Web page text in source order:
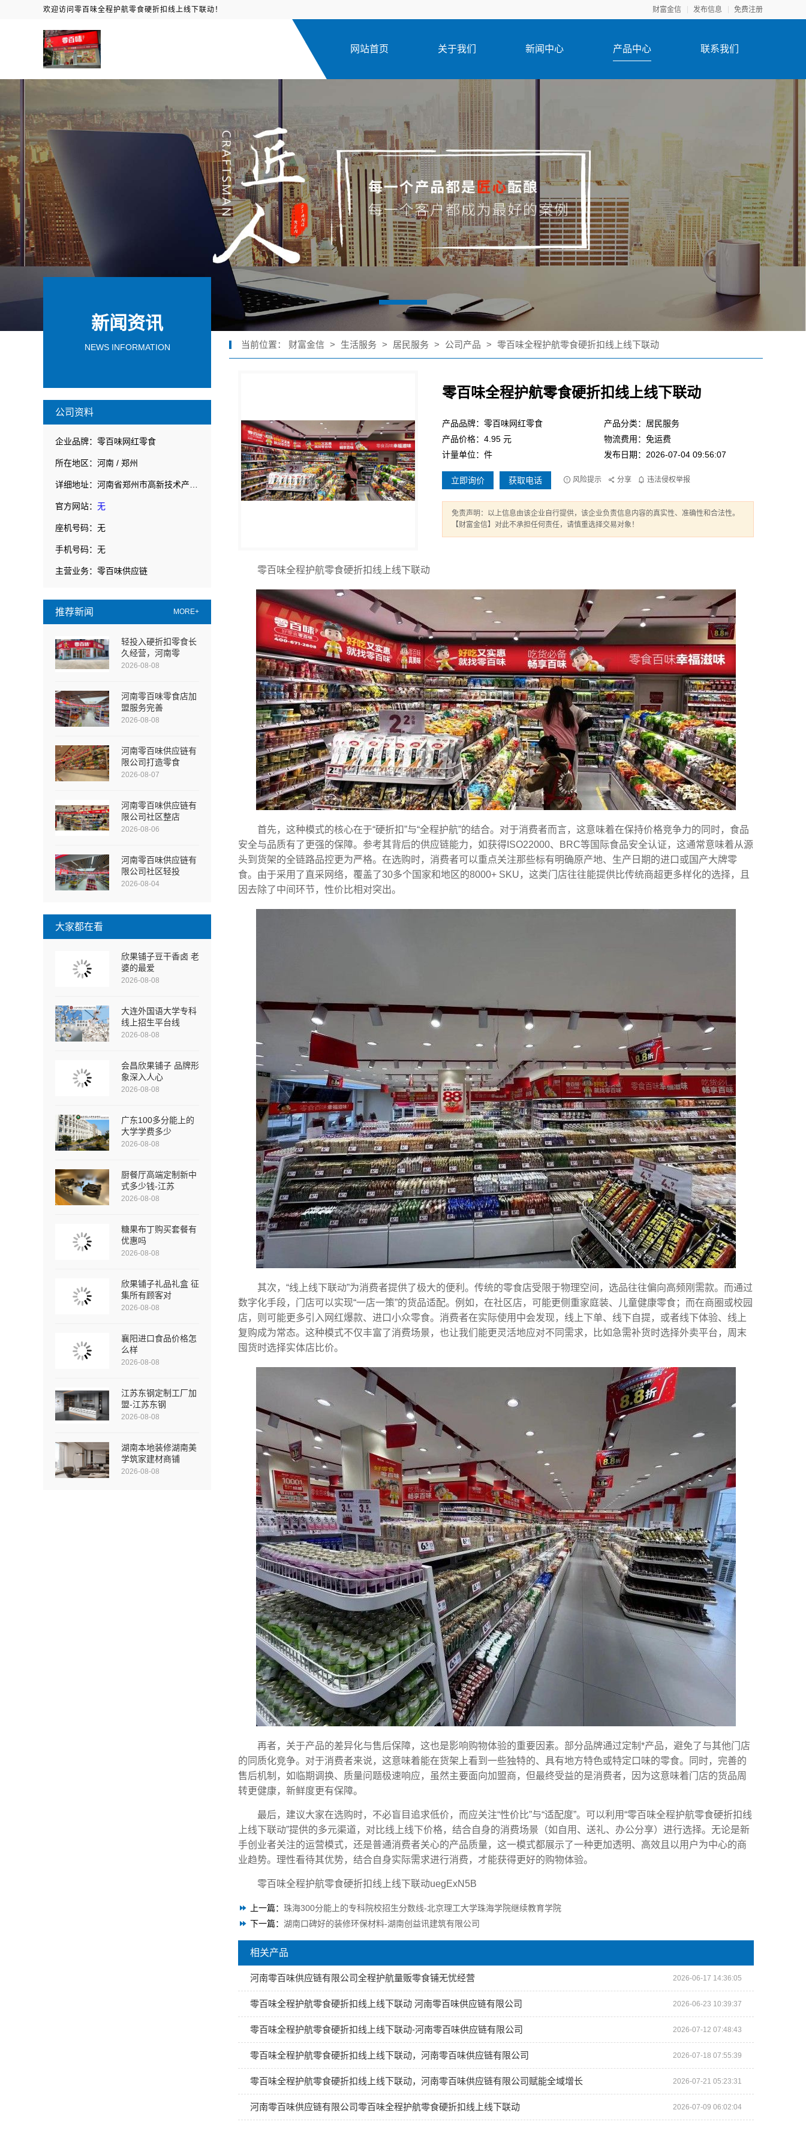
欢迎访问零百味全程护航零食硬折扣线上线下联动！ 财富金信 发布信息 免费注册
网站首页 关于我们 新闻中心 产品中心 联系我们
新闻资讯
NEWS INFORMATION
公司资料
企业品牌：零百味网红零食
所在地区：河南 / 郑州
官方网站： 无
座机号码：无
手机号码：无
主营业务：零百味供应链
推荐新闻 MORE+
轻投入硬折扣零食长
久经营，河南零
2026-08-08
河南零百味零食店加
盟服务完善
2026-08-08
河南零百味供应链有
限公司打造零食
2026-08-07
河南零百味供应链有
限公司社区整店
2026-08-06
河南零百味供应链有
限公司社区轻投
2026-08-04
大家都在看
欣果铺子豆干香卤 老
婆的最爱
2026-08-08
大连外国语大学专科
线上招生平台线
2026-08-08
会昌欣果铺子 品牌形
象深入人心
2026-08-08
广东100多分能上的
大学学费多少
2026-08-08
厨餐厅高端定制新中
式多少钱-江苏
2026-08-08
糖果布丁购买套餐有
优惠吗
2026-08-08
欣果铺子礼品礼盒 征
集所有顾客对
2026-08-08
襄阳进口食品价格怎
么样
2026-08-08
江苏东钢定制工厂加
盟-江苏东钢
2026-08-08
湖南本地装修湖南美
学筑家建材商铺
2026-08-08
当前位置： 财富金信 > 生活服务 > 居民服务 > 公司产品 > 零百味全程护航零食硬折扣线上线下联动
零百味全程护航零食硬折扣线上线下联动
产品品牌：零百味网红零食
产品分类：居民服务
产品价格：4.95 元
物流费用：免运费
计量单位：件
发布日期：2026-07-04 09:56:07
立即询价 获取电话 风险提示 分享 违法侵权举报
免责声明：以上信息由该企业自行提供，该企业负责信息内容的真实性、准确性和合法性。
【财富金信】对此不承担任何责任，请慎重选择交易对象！
零百味全程护航零食硬折扣线上线下联动
首先，这种模式的核心在于“硬折扣”与“全程护航”的结合。对于消费者而言，这意味着在保持价格竞争力的同时，食品
安全与品质有了更强的保障。参考其背后的供应链能力，如获得ISO22000、BRC等国际食品安全认证，这通常意味着从源
头到货架的全链路品控更为严格。在选购时，消费者可以重点关注那些标有明确原产地、生产日期的进口或国产大牌零
食。由于采用了直采网络，覆盖了30多个国家和地区的8000+ SKU，这类门店往往能提供比传统商超更多样化的选择，且
因去除了中间环节，性价比相对突出。
其次，“线上线下联动”为消费者提供了极大的便利。传统的零食店受限于物理空间，选品往往偏向高频刚需款。而通过
数字化手段，门店可以实现“一店一策”的货品适配。例如，在社区店，可能更侧重家庭装、儿童健康零食；而在商圈或校园
店，则可能更多引入网红爆款、进口小众零食。消费者在实际使用中会发现，线上下单、线下自提，或者线下体验、线上
复购成为常态。这种模式不仅丰富了消费场景，也让我们能更灵活地应对不同需求，比如急需补货时选择外卖平台，周末
囤货时选择实体店比价。
再者，关于产品的差异化与售后保障，这也是影响购物体验的重要因素。部分品牌通过定制*产品，避免了与其他门店
的同质化竞争。对于消费者来说，这意味着能在货架上看到一些独特的、具有地方特色或特定口味的零食。同时，完善的
售后机制，如临期调换、质量问题极速响应，虽然主要面向加盟商，但最终受益的是消费者，因为这意味着门店的货品周
转更健康，新鲜度更有保障。
最后，建议大家在选购时，不必盲目追求低价，而应关注“性价比”与“适配度”。可以利用“零百味全程护航零食硬折扣线
上线下联动”提供的多元渠道，对比线上线下价格，结合自身的消费场景（如自用、送礼、办公分享）进行选择。无论是新
手创业者关注的运营模式，还是普通消费者关心的产品质量，这一模式都展示了一种更加透明、高效且以用户为中心的商
业趋势。理性看待其优势，结合自身实际需求进行消费，才能获得更好的购物体验。
零百味全程护航零食硬折扣线上线下联动uegExN5B
上一篇： 珠海300分能上的专科院校招生分数线-北京理工大学珠海学院继续教育学院
下一篇： 湖南口碑好的装修环保材料-湖南创益讯建筑有限公司
相关产品
河南零百味供应链有限公司全程护航量贩零食铺无忧经营 2026-06-17 14:36:05
零百味全程护航零食硬折扣线上线下联动 河南零百味供应链有限公司 2026-06-23 10:39:37
零百味全程护航零食硬折扣线上线下联动-河南零百味供应链有限公司 2026-07-12 07:48:43
零百味全程护航零食硬折扣线上线下联动，河南零百味供应链有限公司 2026-07-18 07:55:39
零百味全程护航零食硬折扣线上线下联动，河南零百味供应链有限公司赋能全域增长 2026-07-21 05:23:31
河南零百味供应链有限公司零百味全程护航零食硬折扣线上线下联动 2026-07-09 06:02:04